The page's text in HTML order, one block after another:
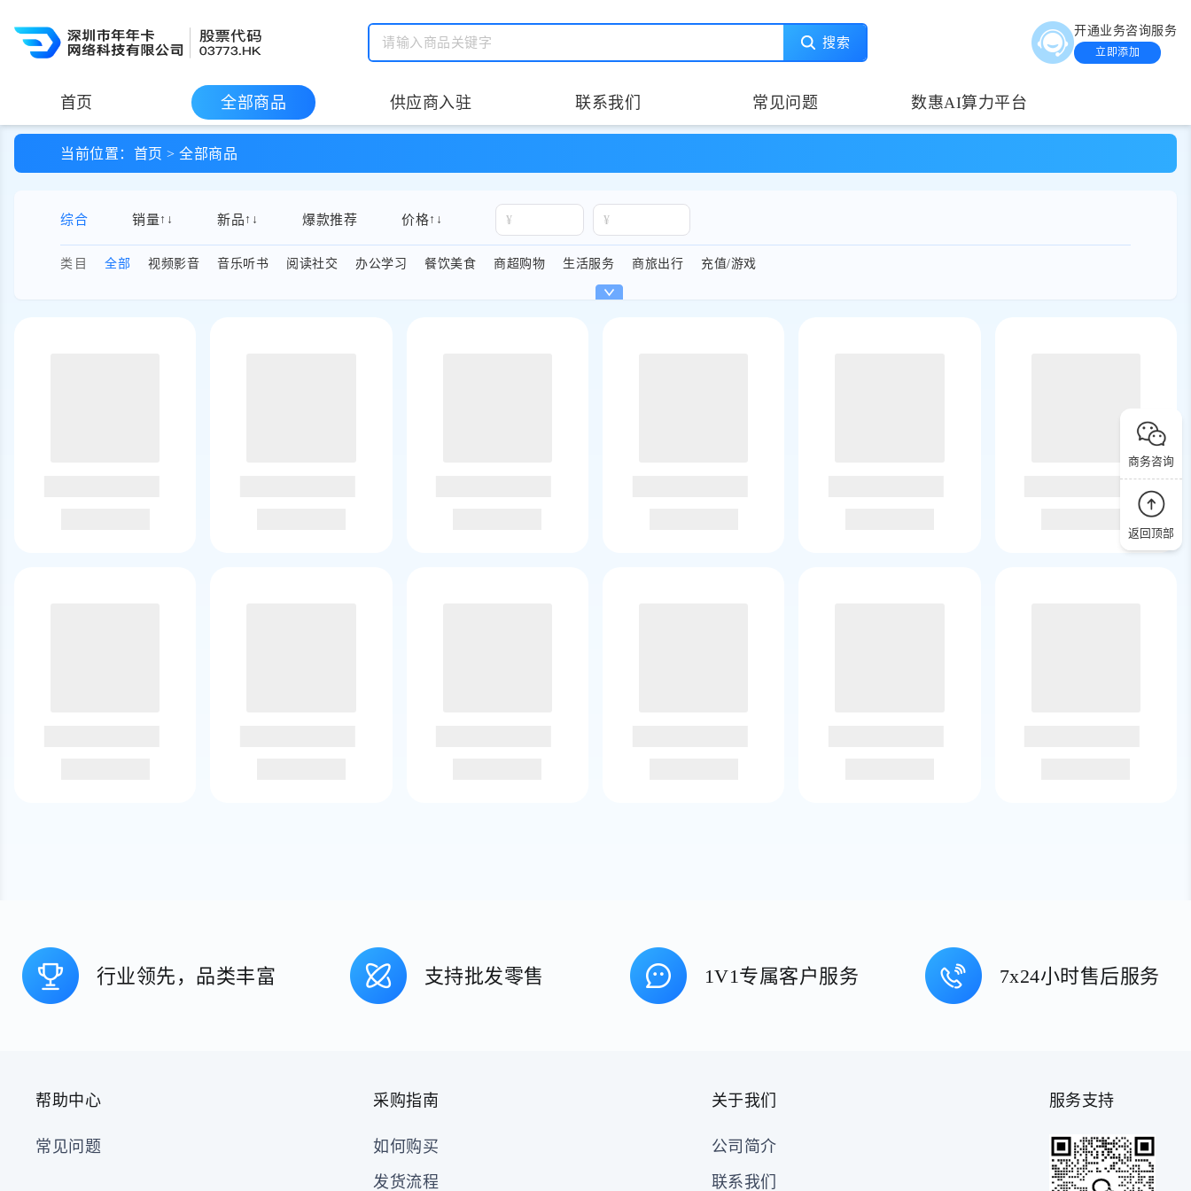
请输入商品关键字 搜索
开通业务咨询服务
立即添加
首页 全部商品 供应商入驻 联系我们 常见问题 数惠AI算力平台
当前位置： 首页 > 全部商品
综合 销量↑ ↓ 新品 ↑ ↓ 爆款推荐 价格↑ ↓ ¥ ¥
类目 全部 视频影音 音乐听书 阅读社交 办公学习 餐饮美食 商超购物 生活服务 商旅出行 充值/游戏
数惠聚采商城提供综合视频相关数字权益商品批量采购服务，当前聚焦类目为 视频影音 / 综合视频，适用于企业福利、积分兑换、营销活动与渠道分销场景。
当前类目路径
核心品类
覆盖爱奇艺、腾讯视频、优酷、哔哩哔哩等视频会员类数字权益商品，适合会员运营、拉新促活与节日礼赠场景。
商务咨询
返回顶部
行业领先，品类丰富 支持批发零售 1V1专属客户服务 7x24小时售后服务
帮助中心
常见问题
采购指南
如何购买
发货流程
关于我们
公司简介
联系我们
服务支持